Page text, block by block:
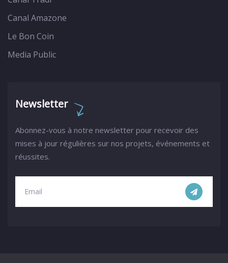
Canal Amazone
Le Bon Coin
Media Public
Newsletter
Abonnez-vous à notre newsletter pour recevoir des
mises à jour régulières sur nos projets, événements et
réussites.